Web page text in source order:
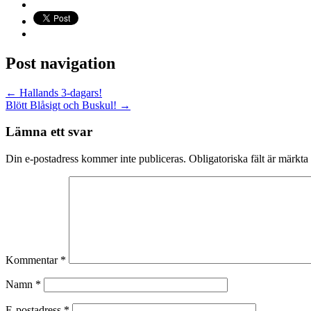
Post navigation
← Hallands 3-dagars!
Blött Blåsigt och Buskul! →
Lämna ett svar
Din e-postadress kommer inte publiceras. Obligatoriska fält är märkta
Kommentar *
Namn *